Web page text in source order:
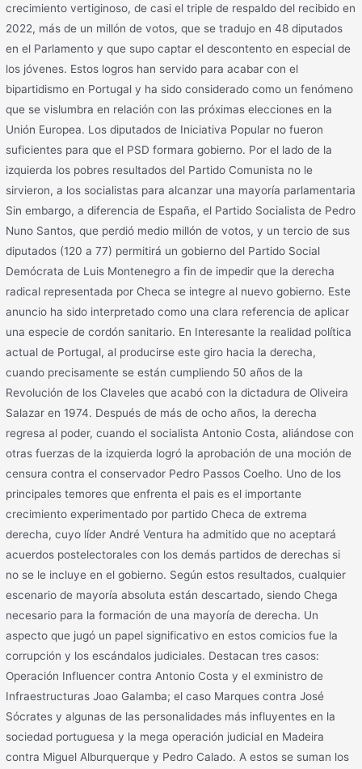
crecimiento vertiginoso, de casi el triple de respaldo del recibido en
2022, más de un millón de votos, que se tradujo en 48 diputados
en el Parlamento y que supo captar el descontento en especial de
los jóvenes. Estos logros han servido para acabar con el
bipartidismo en Portugal y ha sido considerado como un fenómeno
que se vislumbra en relación con las próximas elecciones en la
Unión Europea. Los diputados de Iniciativa Popular no fueron
suficientes para que el PSD formara gobierno. Por el lado de la
izquierda los pobres resultados del Partido Comunista no le
sirvieron, a los socialistas para alcanzar una mayoría parlamentaria
Sin embargo, a diferencia de España, el Partido Socialista de Pedro
Nuno Santos, que perdió medio millón de votos, y un tercio de sus
diputados (120 a 77) permitirá un gobierno del Partido Social
Demócrata de Luis Montenegro a fin de impedir que la derecha
radical representada por Checa se integre al nuevo gobierno. Este
anuncio ha sido interpretado como una clara referencia de aplicar
una especie de cordón sanitario. En Interesante la realidad política
actual de Portugal, al producirse este giro hacia la derecha,
cuando precisamente se están cumpliendo 50 años de la
Revolución de los Claveles que acabó con la dictadura de Oliveira
Salazar en 1974. Después de más de ocho años, la derecha
regresa al poder, cuando el socialista Antonio Costa, aliándose con
otras fuerzas de la izquierda logró la aprobación de una moción de
censura contra el conservador Pedro Passos Coelho. Uno de los
principales temores que enfrenta el pais es el importante
crecimiento experimentado por partido Checa de extrema
derecha, cuyo líder André Ventura ha admitido que no aceptará
acuerdos postelectorales con los demás partidos de derechas si
no se le incluye en el gobierno. Según estos resultados, cualquier
escenario de mayoría absoluta están descartado, siendo Chega
necesario para la formación de una mayoría de derecha. Un
aspecto que jugó un papel significativo en estos comicios fue la
corrupción y los escándalos judiciales. Destacan tres casos:
Operación Influencer contra Antonio Costa y el exministro de
Infraestructuras Joao Galamba; el caso Marques contra José
Sócrates y algunas de las personalidades más influyentes en la
sociedad portuguesa y la mega operación judicial en Madeira
contra Miguel Alburquerque y Pedro Calado. A estos se suman los